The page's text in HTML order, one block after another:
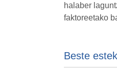
halaber
faktoreetako
Beste